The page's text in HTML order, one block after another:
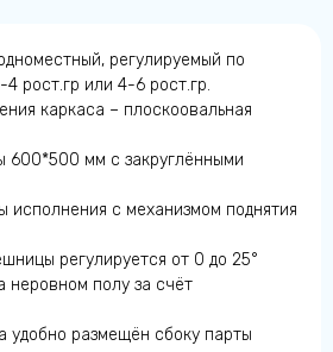
регулируемый по
рост.гр или 4-6 рост.гр.
каркаса – плоскоовальная
600*500 мм с закруглёнными
исполнения с механизмом поднятия
регулируется от 0 до 25°
неровном полу за счёт
удобно размещён сбоку парты